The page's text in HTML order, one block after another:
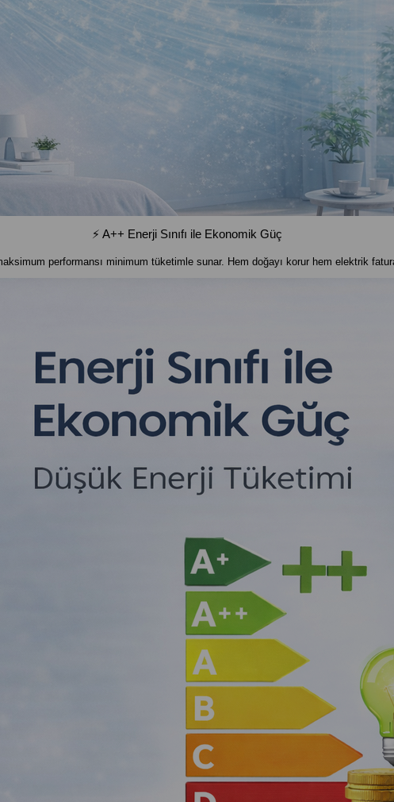
⚡ A++ Enerji Sınıfı ile Ekonomik Güç
performansı minimum tüketimle sunar. Hem doğayı korur hem elektrik